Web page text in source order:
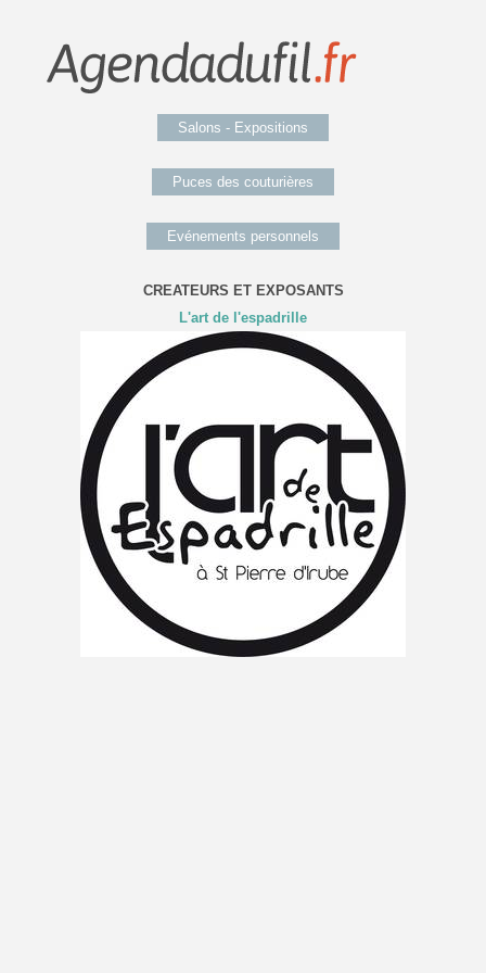
Salons - Expositions
Puces des couturières
Evénements personnels
CREATEURS ET EXPOSANTS
L'art de l'espadrille